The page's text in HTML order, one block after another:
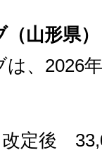
（山形県
、2026
定後